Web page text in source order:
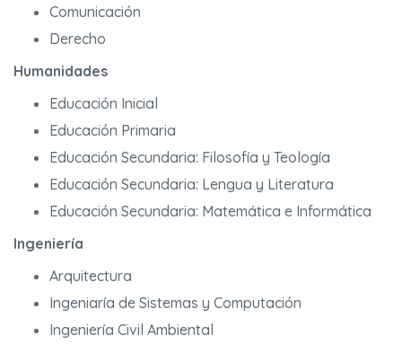
Comunicación
Derecho
Humanidades
Educación Inicial
Educación Primaria
Educación Secundaria: Filosofía y Teología
Educación Secundaria: Lengua y Literatura
Educación Secundaria: Matemática e Informática
Ingeniería
Arquitectura
Ingeniaría de Sistemas y Computación
Ingeniería Civil Ambiental